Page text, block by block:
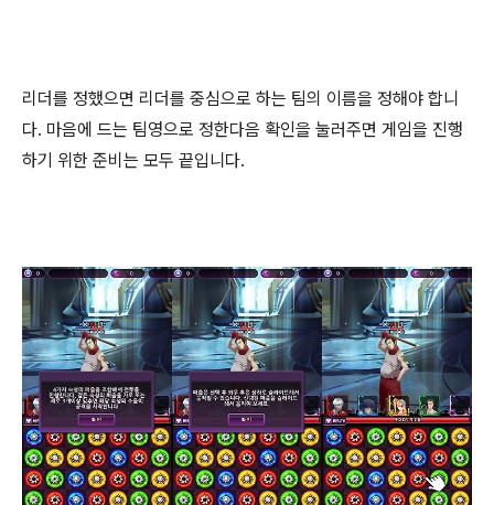
리더를 정했으면 리더를 중심으로 하는 팀의 이름을 정해야 합니
다. 마음에 드는 팀영으로 정한다음 확인을 눌러주면 게임을 진행
하기 위한 준비는 모두 끝입니다.